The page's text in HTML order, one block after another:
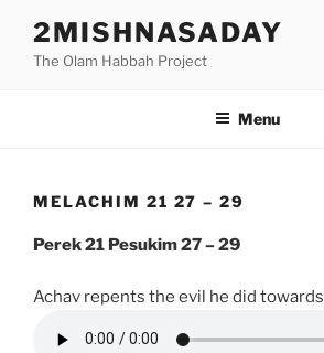
content
2MISHNASADAY
The Olam Habbah Project
Menu
MELACHIM 21 27 – 29
Perek 21 Pesukim 27 – 29
Achav repents the evil he did